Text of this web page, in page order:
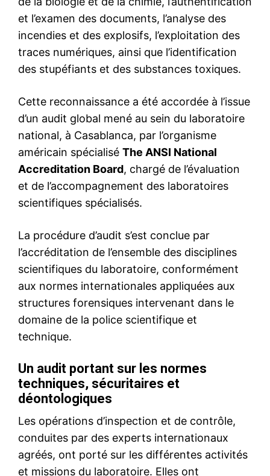
14 May 2025
In "Technologie"
7 October 2024
In "Fintech"
& IA ready ?
20 March 2021
In "Conférences"